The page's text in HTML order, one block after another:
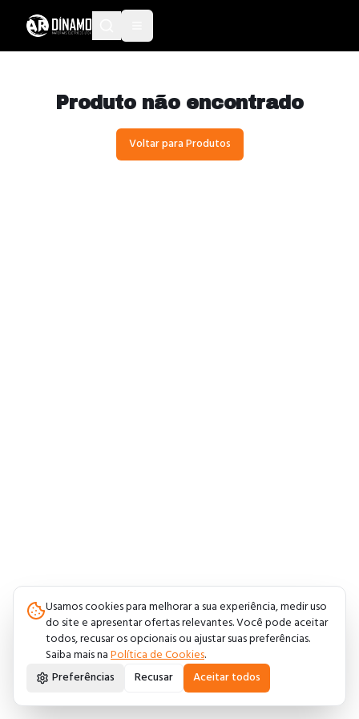
Produto não encontrado
Voltar para Produtos
Usamos cookies para melhorar a sua experiência, medir uso
do site e apresentar ofertas relevantes. Você pode aceitar
todos, recusar os opcionais ou ajustar suas preferências.
Saiba mais naPolítica de Cookies.
Preferências
Recusar Aceitar todos